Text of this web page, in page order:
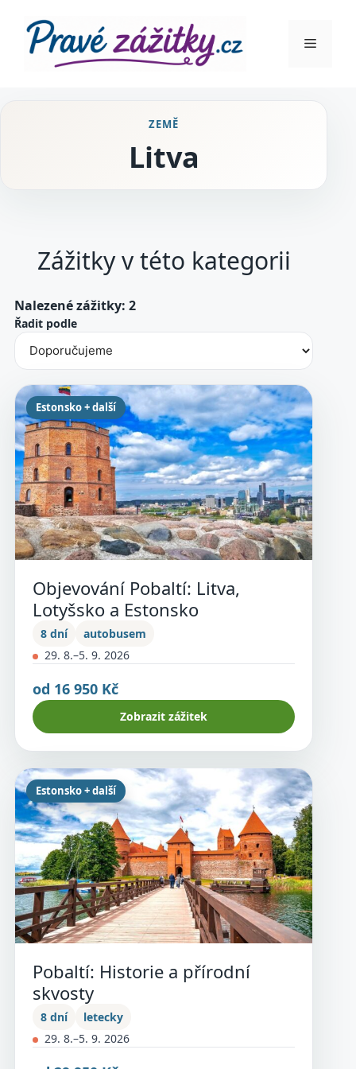
obsah
Menu
ZEMĚ
Litva
Zážitky v této kategorii
Nalezené zážitky: 2
Řadit podle
Estonsko + další
Objevování Pobaltí: Litva,
Lotyšsko a Estonsko
8 dní
autobusem
29. 8.–5. 9. 2026
od 16 950 Kč
Zobrazit zážitek
Estonsko + další
Pobaltí: Historie a přírodní
skvosty
8 dní
letecky
29. 8.–5. 9. 2026